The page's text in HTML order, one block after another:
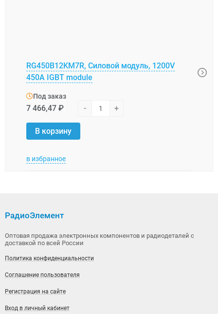
RG450B12KM7R, Силовой модуль, 1200V
450A IGBT module
Под заказ
7 466,47 ₽ - +
В корзину
в избранное
MIT
РадиоЭлемент
Оптовая продажа электронных компонентов и радиодеталей с
доставкой по всей России
Политика конфиденциальности
Соглашение пользователя
Регистрация на сайте
Вход в личный кабинет